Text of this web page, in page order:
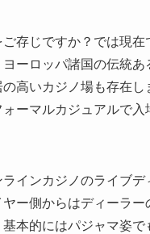
存じですか？では現
ーロッパ諸国の伝統
高いカジノ場も存在
ーマルカジュアルで
インカジノのライブ
ー側からはディーラ
本的にはパジャマ姿